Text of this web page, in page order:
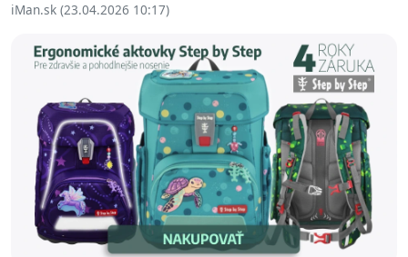
iMan.sk (23.04.2026 10:17)